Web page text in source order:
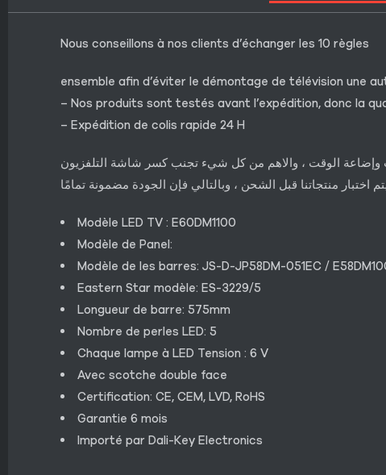
Nous conseillons à nos clients d’échanger les 10 règles
ensemble afin d’éviter le démontage de télévision une
– Nos produits sont testés avant l’expédition, donc la
– Expédition de colis rapide 24 H
وإضاعة الوقت ، والاهم من كل شيء تجنب كسر شاشة التلفزيون
اختبار منتجاتنا قبل الشحن ، وبالتالي فإن الجودة مضمونة تمامًا
Modèle LED TV : E60DM1100
Modèle de Panel:
Modèle de les barres: JS-D-JP58DM-051EC /
Eastern Star modèle: ES-3229/5
Longueur de barre: 575mm
Nombre de perles LED: 5
Chaque lampe à LED Tension : 6 V
Avec scotche double face
Certification: CE, CEM, LVD, RoHS
Garantie 6 mois
Importé par Dali-Key Electronics